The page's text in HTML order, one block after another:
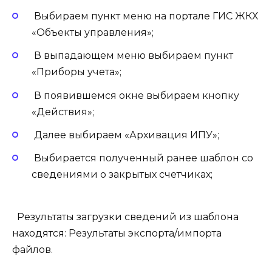
Выбираем пункт меню на портале ГИС ЖКХ
«Объекты управления»;
В выпадающем меню выбираем пункт
«Приборы учета»;
В появившемся окне выбираем кнопку
«Действия»;
Далее выбираем «Архивация ИПУ»;
Выбирается полученный ранее шаблон со
сведениями о закрытых счетчиках;
Результаты загрузки сведений из шаблона
находятся: Результаты экспорта/импорта
файлов.